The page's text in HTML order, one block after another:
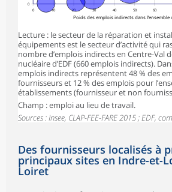
0
0 10 20 30 40 50 60
Poids des emplois indirects dans
Lecture : le secteur de la réparation et
équipements est le secteur d’activité qui
nombre d’emplois indirects en Centre-Val
nucléaire d’EDF (660 emplois indirects).
emplois indirects représentent 48 % des
fournisseurs et 12 % des emplois pour
établissements (fournisseur et non
Champ : emploi au lieu de travail.
Sources : Insee, CLAP-FEE-FARE 2015 ; EDF,
Des fournisseurs localisés à
principaux sites en Indre-et-
Loiret